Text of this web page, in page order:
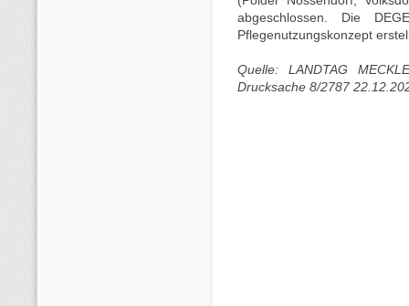
abgeschlossen. Die
Pflegenutzungskonzept
Quelle: LANDTAG
Drucksache 8/2787